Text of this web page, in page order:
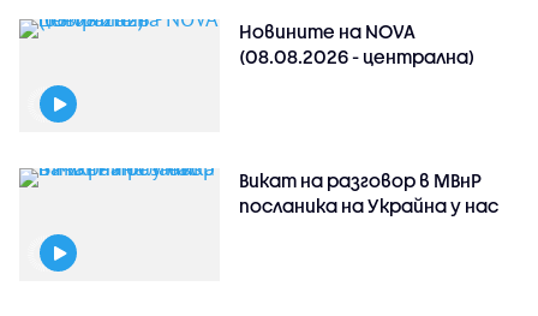
Новините на NOVA
(08.08.2026 - централна)
Викат на разговор в МВнР
посланика на Украйна у нас